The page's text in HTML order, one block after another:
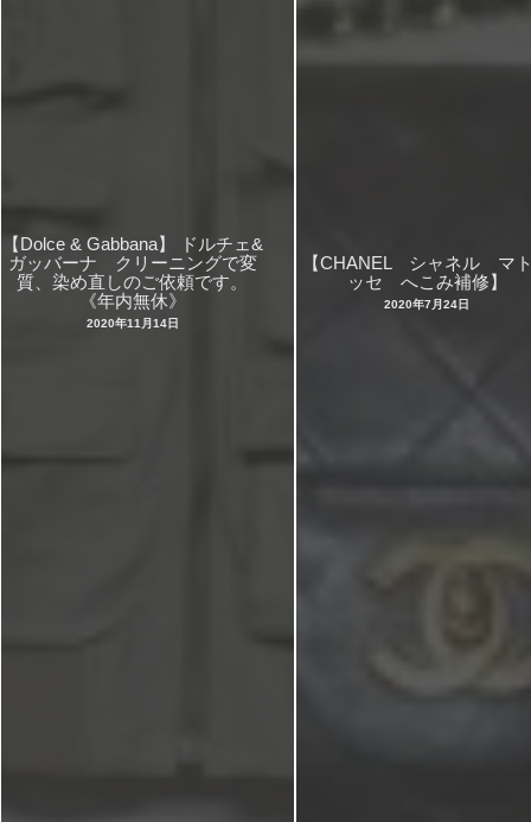
【Dolce & Gabbana】 ドルチェ&
ガッバーナ クリーニングで変
質、染め直しのご依頼です。
《年内無休》
2020年11月14日
【CHANEL シャネル マ
ッセ へこみ補修】
2020年7月24日